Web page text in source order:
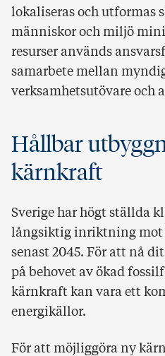
lokaliseras och utformas
människor och miljö
resurser används
samarbete mellan
verksamhetsutövare och
Hållbar
kärnkraft
Sverige har högt ställda
långsiktig inriktning
senast 2045. För att nå
på behovet av ökad
kärnkraft kan vara ett
energikällor.
För att möjliggöra ny